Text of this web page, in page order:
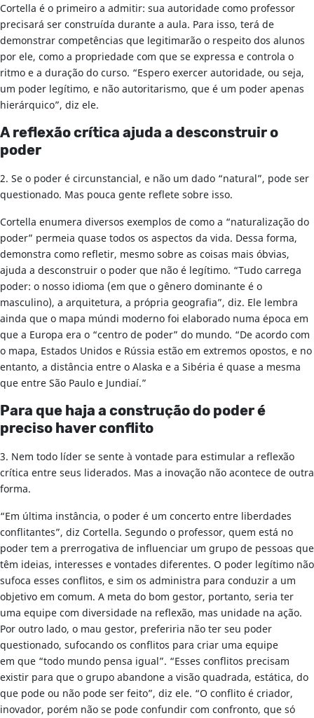
Cortella é o primeiro a admitir: sua autoridade como professor
precisará ser construída durante a aula. Para isso, terá de
demonstrar competências que legitimarão o respeito dos alunos
por ele, como a propriedade com que se expressa e controla o
ritmo e a duração do curso. “Espero exercer autoridade, ou seja,
um poder legítimo, e não autoritarismo, que é um poder apenas
hierárquico”, diz ele.
A reflexão crítica ajuda a desconstruir o
poder
2. Se o poder é circunstancial, e não um dado “natural”, pode ser
questionado. Mas pouca gente reflete sobre isso.
Cortella enumera diversos exemplos de como a “naturalização do
poder” permeia quase todos os aspectos da vida. Dessa forma,
demonstra como refletir, mesmo sobre as coisas mais óbvias,
ajuda a desconstruir o poder que não é legítimo. “Tudo carrega
poder: o nosso idioma (em que o gênero dominante é o
masculino), a arquitetura, a própria geografia”, diz. Ele lembra
ainda que o mapa múndi moderno foi elaborado numa época em
que a Europa era o “centro de poder” do mundo. “De acordo com
o mapa, Estados Unidos e Rússia estão em extremos opostos, e no
entanto, a distância entre o Alaska e a Sibéria é quase a mesma
que entre São Paulo e Jundiaí.”
Para que haja a construção do poder é
preciso haver conflito
3. Nem todo líder se sente à vontade para estimular a reflexão
crítica entre seus liderados. Mas a inovação não acontece de outra
forma.
“Em última instância, o poder é um concerto entre liberdades
conflitantes”, diz Cortella. Segundo o professor, quem está no
poder tem a prerrogativa de influenciar um grupo de pessoas que
têm ideias, interesses e vontades diferentes. O poder legítimo não
sufoca esses conflitos, e sim os administra para conduzir a um
objetivo em comum. A meta do bom gestor, portanto, seria ter
uma equipe com diversidade na reflexão, mas unidade na ação.
Por outro lado, o mau gestor, preferiria não ter seu poder
questionado, sufocando os conflitos para criar uma equipe
em que “todo mundo pensa igual”. “Esses conflitos precisam
existir para que o grupo abandone a visão quadrada, estática, do
que pode ou não pode ser feito”, diz ele. “O conflito é criador,
inovador, porém não se pode confundir com confronto, que só